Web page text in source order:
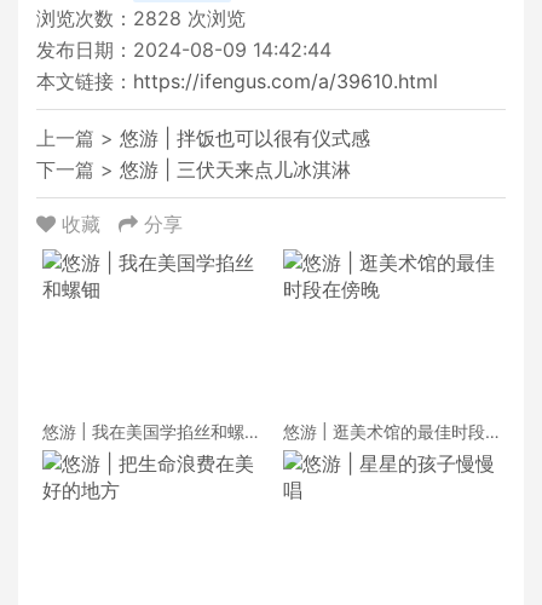
浏览次数： 2828 次浏览
发布日期：2024-08-09 14:42:44
本文链接： https://ifengus.com/a/39610.html
上一篇 > 悠游 | 拌饭也可以很有仪式感
下一篇 > 悠游 | 三伏天来点儿冰淇淋
收藏 分享
悠游 | 我在美国学掐丝和螺
钿
悠游 | 逛美术馆的最佳时段
在傍晚